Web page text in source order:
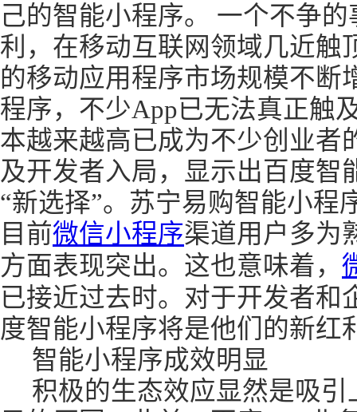
己的智能小程序。 一个不争
利，在移动互联网领域几近触
的移动应用程序市场规模不断
程序，不少App已无法真正触
本越来越高已成为不少创业
及开发者入局，显示出百度智
“新选择”。苏宁易购智能小程
目前微信小程序渠道用户多为
方面表现突出。这也意味着，
已接近过去时。对于开发者和
度智能小程序将是他们的新红
智能小程序成效明显
积极的生态效应显然是吸引